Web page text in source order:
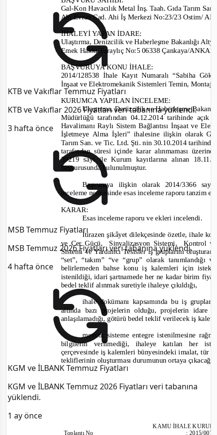
KTB ve Vakıflar Temmuz Fiyatları
KTB ve Vakıflar 2026 Fiyatları veri tabanına yüklendi.
3 hafta önce
MSB Temmuz Fiyatları
MSB Temmuz 2026 Fiyatları veri tabanına yüklendi.
4 hafta önce
KGM ve İLBANK Temmuz Fiyatları
KGM ve İLBANK Temmuz 2026 Fiyatları veri tabanına
yüklendi.
1 ay önce
Gal-Kon Havacılık Metal İnş. Taah. Gıda Tarım
Ahi Evran Cad. Ahi İş Merkezi No:23/23 Ostim/
İHALEYİ YAPAN İDARE:
Ulaştırma, Denizcilik ve Haberleşme Bakanlığı
Emek Hakkı Turaylıç No:5 06338 Çankaya/
BAŞVURUYA KONU İHALE:
2014/128538 İhale Kayıt Numaralı “Sabiha
İnşaat ve Elektromekanik Sistemleri Temin, Montaj v
KURUMCA YAPILAN İNCELEME:
Ulaştırma, Denizcilik ve Haberleşme
Müdürlüğü tarafından 04.12.2014 tarihinde açık
Havalimanı Raylı Sistem Bağlantısı İnşaat ve
İşletmeye Alma İşleri”ihalesine ilişkin olarak
Tarım San. ve Tic. Ltd. Şti.nin 30.10.2014tarihinde
tarafından süresi içinde karar alınmaması
39219sayı ile Kurum kayıtlarına alınan
başvurusunda bulunulmuştur.
Başvuruya ilişkin olarak 2014/3366
inceleme neticesinde esas inceleme raporu tanzim
KARAR:
Esas inceleme raporu ve ekleri incelendi.
İtirazen şikâyet dilekçesinde özetle, ihale
ve Cer Gücü, Sinyalizasyon Sistemi,
Kontrol
Sistemi ve Yardımcı Tesisler iş gruplarını
“set”, “takım” “ve “grup” olarak
belirlemeden bahse konu iş kalemleri için
istenildiği, idari şartnamede her ne kadar birim
bedel teklif alınmak suretiyle ihaleye çıkıldığı,
ihale dokümanı kapsamında bu iş
altında bazı projelerin olduğu, projelerin idare
anlaşılamadığı, götürü bedel teklif verilecek iş
mevcut sisteme entegre istenilmesine
bilgilerin verilmediği, ihaleye katılan her
çerçevesinde iş kalemleri bünyesindeki imalat, tür
tekliflerinin oluşturması durumunun ortaya
KAMU İHALE KU
ToplantıNo :2015/007